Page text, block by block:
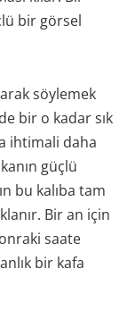
bir görsel
söylemek
bir o kadar sık
ihtimali daha
güçlü
bu kalıba tam
Bir an için
saate
bir kafa